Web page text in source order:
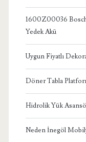
1600Z00036
Yedek Akü
Uygun Fiyatlı
Döner Tabla
Hidrolik Yük
Neden İnegöl